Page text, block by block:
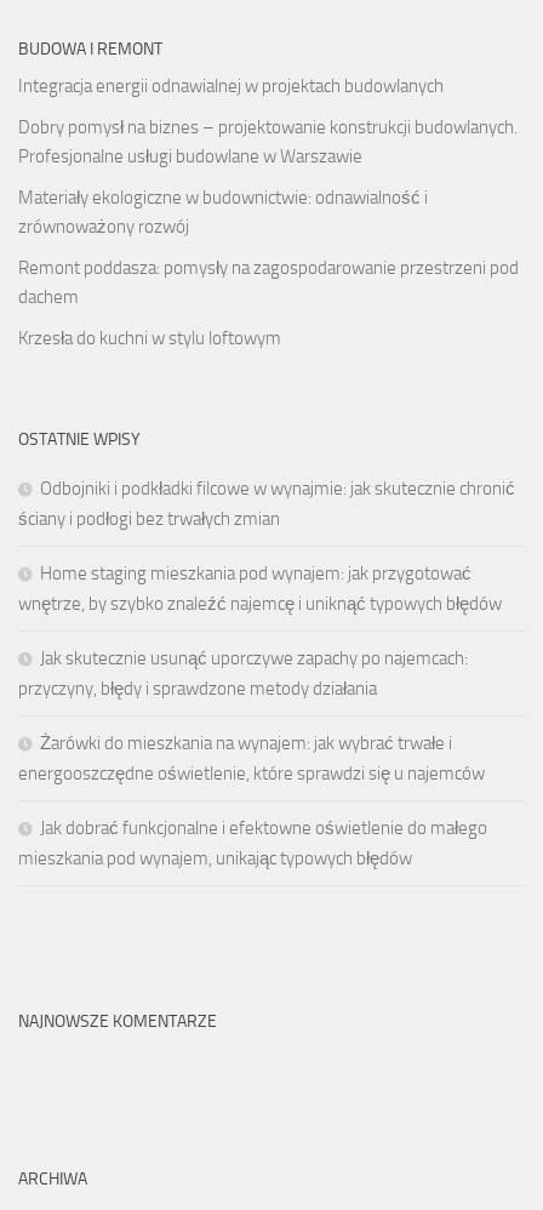
BUDOWA I REMONT
Integracja energii odnawialnej w projektach budowlanych
Dobry pomysł na biznes – projektowanie konstrukcji budowlanych.
Profesjonalne usługi budowlane w Warszawie
Materiały ekologiczne w budownictwie: odnawialność i
zrównoważony rozwój
Remont poddasza: pomysły na zagospodarowanie przestrzeni pod
dachem
Krzesła do kuchni w stylu loftowym
OSTATNIE WPISY
Odbojniki i podkładki filcowe w wynajmie: jak skutecznie chronić
ściany i podłogi bez trwałych zmian
Home staging mieszkania pod wynajem: jak przygotować
wnętrze, by szybko znaleźć najemcę i uniknąć typowych błędów
Jak skutecznie usunąć uporczywe zapachy po najemcach:
przyczyny, błędy i sprawdzone metody działania
Żarówki do mieszkania na wynajem: jak wybrać trwałe i
energooszczędne oświetlenie, które sprawdzi się u najemców
Jak dobrać funkcjonalne i efektowne oświetlenie do małego
mieszkania pod wynajem, unikając typowych błędów
NAJNOWSZE KOMENTARZE
ARCHIWA